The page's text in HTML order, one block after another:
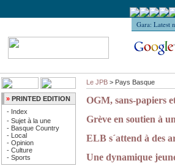
Gara: Latest
» PRINTED EDITION
- Index
- Sujet à la une
- Basque Country
- Local
- Opinion
- Culture
- Sports
Le JPB > Pays Basque
OGM, sans-papiers
Grève en soutien à
ELB s´attend à des
Une dynamique